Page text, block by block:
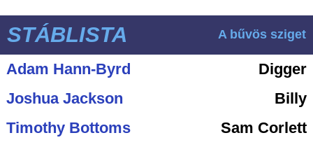
STÁBLISTA A bűvös sziget
Adam Hann-Byrd
Digger
Joshua Jackson
Billy
Timothy Bottoms
Sam Corlett